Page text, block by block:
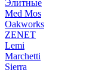
Элитные
Med Mos
Oakworks
ZENET
Lemi
Marchetti
Sierra